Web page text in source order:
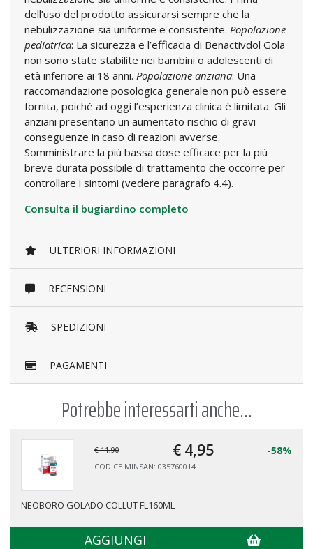
dell’uso del prodotto assicurarsi sempre che la
nebulizzazione sia uniforme e consistente. Popolazione
pediatrica: La sicurezza e l’efficacia di Benactivdol Gola
non sono state stabilite nei bambini o adolescenti di
età inferiore ai 18 anni. Popolazione anziana: Una
raccomandazione posologica generale non può essere
fornita, poiché ad oggi l’esperienza clinica è limitata. Gli
anziani presentano un aumentato rischio di gravi
conseguenze in caso di reazioni avverse.
Somministrare la più bassa dose efficace per la più
breve durata possibile di trattamento che occorre per
controllare i sintomi (vedere paragrafo 4.4).
Consulta il bugiardino completo
ULTERIORI INFORMAZIONI
RECENSIONI
SPEDIZIONI
PAGAMENTI
Potrebbe interessarti anche...
€ 13,20 € 5,97 -55%
CODICE MINSAN: 016242137
Benagol PASTIGLIE GUSTO FRAGOLA SENZA ZUCCHERO 24
AGGIUNGI